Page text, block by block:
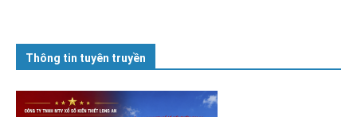
Thông tin tuyên truyền